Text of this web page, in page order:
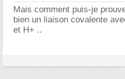
Mais comment puis-je
bien un liaison covalente
et H+ ..